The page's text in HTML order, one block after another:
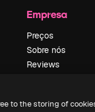
Empresa
Preços
Sobre nós
Reviews
pesquisa
to the storing of